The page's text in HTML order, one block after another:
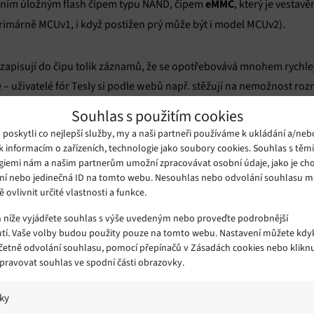
Souhlas s použitím cookies
poskytli co nejlepší služby, my a naši partneři používáme k ukládání a/
informacím o zařízeních, technologie jako soubory cookies. Souhlas s
nám a našim partnerům umožní zpracovávat osobní údaje, jako je
nebo jedinečná ID na tomto webu. Nesouhlas nebo odvolání souhlasu
ovlivnit určité vlastnosti a funkce.
vyjádřete souhlas s výše uvedeným nebo proveďte podrobnější
Vaše volby budou použity pouze na tomto webu. Nastavení můžete
odvolání souhlasu, pomocí přepínačů v Zásadách cookies nebo
souhlas ve spodní části obrazovky.
úložným flash čipem typu NAND, čipem eMMC, který je
MCUv1, i když postižen prý může být i model MCUv2).
do čipu tolik záznamů, že se opotřebovává mnohem
uživatelé fór Tesly si podle webů např. stěžují na nemožnost
že čip je k řídicí jednotce přiletován, takže není snadné jej
k tomu, že Tesla nepodepsala pět let staré memorandum
opravnám třetích stran, je obtížné najít její opravny a náhradní
1 800 dolarů (a na některých trzích prý i mnohem více),
možnost – vyměnit dosluhující flash čip čipem s větší
místo do čipu do RAM. Nevýhodou druhé možnosti je jisté